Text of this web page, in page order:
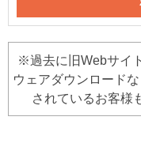
※過去に旧Webサイ
ウェアダウンロード
されているお客様